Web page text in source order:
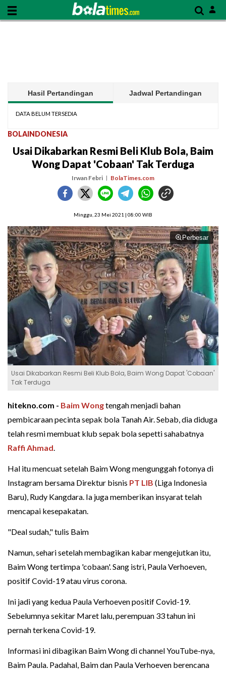
Hasil Pertandingan Jadwal Pertandingan
DATA BELUM TERSEDIA
BOLAINDONESIA
Usai Dikabarkan Resmi Beli Klub Bola, Baim
Wong Dapat 'Cobaan' Tak Terduga
Irwan Febri BolaTimes.com
Minggu, 23 Mei 2021 | 08:00 WIB
Perbesar
Usai Dikabarkan Resmi Beli Klub Bola, Baim Wong Dapat 'Cobaan'
Tak Terduga
hitekno.com - Baim Wongtengah menjadi bahan
pembicaraan pecinta sepak bola Tanah Air. Sebab, dia diduga
telah resmi membuat klub sepak bola sepetti sahabatnya
Raffi Ahmad.
Hal itu mencuat setelah Baim Wong mengunggah fotonya di
Instagram bersama Direktur bisnis PT LIB (Liga Indonesia
Baru), Rudy Kangdara. Ia juga memberikan insyarat telah
mencapai kesepakatan.
"Deal sudah," tulis Baim
Namun, sehari setelah membagikan kabar mengejutkan itu,
Baim Wong tertimpa 'cobaan'. Sang istri, Paula Verhoeven,
positif Covid-19 atau virus corona.
Ini jadi yang kedua Paula Verhoeven positif Covid-19.
Sebelumnya sekitar Maret lalu, perempuan 33 tahun ini
pernah terkena Covid-19.
Informasi ini dibagikan Baim Wong di channel YouTube-nya,
Baim Paula. Padahal, Baim dan Paula Verhoeven berencana